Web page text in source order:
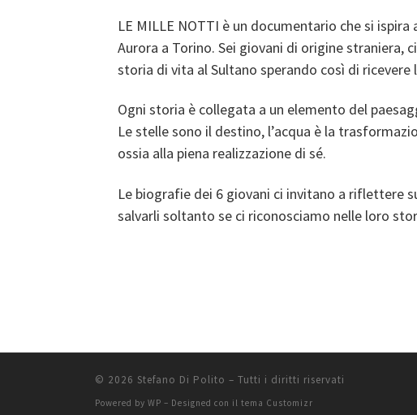
LE MILLE NOTTI è un documentario che si
Aurora a Torino. Sei giovani di origine straniera,
storia di vita al Sultano sperando così di ricevere
Ogni storia è collegata a un elemento del
Le stelle sono il destino, l’acqua è la
ossia alla piena realizzazione di sé.
Le biografie dei 6 giovani ci invitano a riflettere
salvarli soltanto se ci riconosciamo nelle loro
© 2026 Stefano Di Polito – Tutti i diritti riservati
Powered by WP – Designed con il tema Customizr